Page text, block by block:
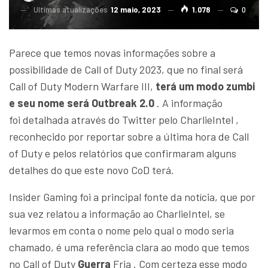
Ultimas atualizações 12 maio, 2023 1.078 0
Parece que temos novas informações sobre a
possibilidade de Call of Duty 2023, que no final será
Call of Duty Modern Warfare III, terá um modo zumbi
e seu nome será Outbreak 2.0 . A informação
foi detalhada através do Twitter pelo CharlieIntel ,
reconhecido por reportar sobre a última hora de Call
of Duty e pelos relatórios que confirmaram alguns
detalhes do que este novo CoD terá.
Insider Gaming foi a principal fonte da notícia, que por
sua vez relatou a informação ao CharlieIntel, se
levarmos em conta o nome pelo qual o modo seria
chamado, é uma referência clara ao modo que temos
no Call of Duty Guerra Fria . Com certeza esse modo